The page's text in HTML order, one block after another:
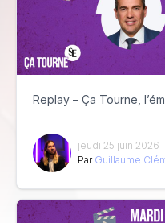
Replay – Ça Tourne,
jeudi 25 juin 2026
Par Guillaume